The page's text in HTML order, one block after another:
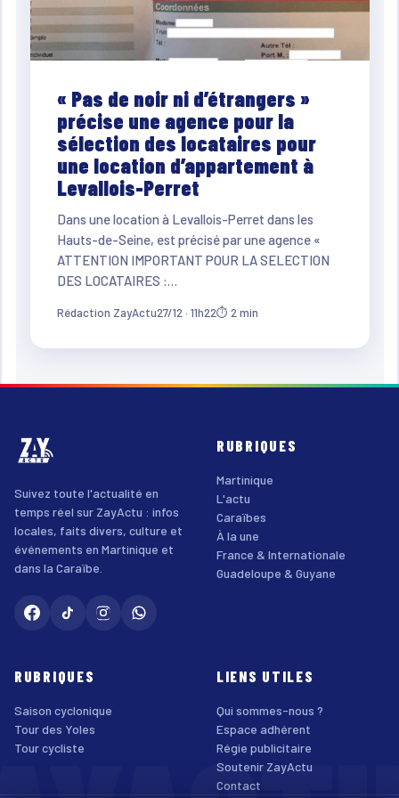
« Pas de noir ni d’étrangers »
précise une agence pour la
sélection des locataires pour
une location d’appartement à
Levallois-Perret
Dans une location à Levallois-Perret dans les
Hauts-de-Seine, est précisé par une agence «
ATTENTION IMPORTANT POUR LA SELECTION
DES LOCATAIRES :…
Rédaction ZayActu27/12 · 11h22⏱ 2 min
Suivez toute l'actualité en
temps réel sur ZayActu : infos
locales, faits divers, culture et
événements en Martinique et
dans la Caraïbe.
RUBRIQUES
Martinique
L'actu
Caraïbes
À la une
France & Internationale
Guadeloupe & Guyane
RUBRIQUES
Saison cyclonique
Tour des Yoles
Tour cycliste
LIENS UTILES
Qui sommes-nous ?
Espace adhérent
Régie publicitaire
Soutenir ZayActu
Contact